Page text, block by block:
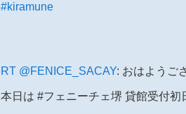
#kiramune
RT @FENICE_SACAY: おはようご
本日は #フェニーチェ堺 貸館受付